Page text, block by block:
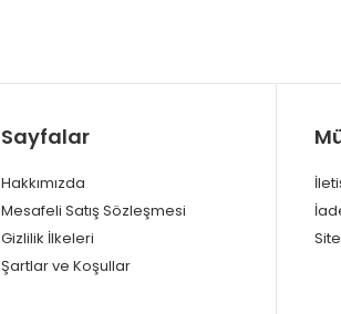
Sayfalar
Hakkımızda
Mesafeli Satış Sözleşmesi
Gizlilik İlkeleri
Şartlar ve Koşullar